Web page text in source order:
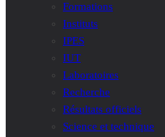
Formations
Instituts
IPES
IUT
Laboratoires
Recherche
Résultats officiels
Science et technique